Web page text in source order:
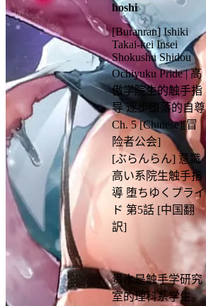
hoshi
[Buranran] Ishiki
Takai-kei Insei
Shokushu Shidou
Ochiyuku Pride | 高
傲学院生的触手指
导 逐步堕落的自尊
Ch. 5 [Chinese][冒
险者公会]
[ぶらんらん] 意識
高い系院生触手指
導 堕ちゆくプライ
ド 第5話 [中国翻
訳]
贵水是触手学研究
室的理科系学生。